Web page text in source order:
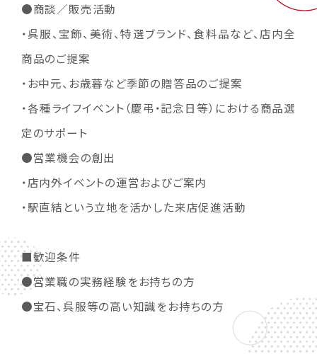
●商談／販売活動
・呉服、宝飾、美術、特選ブランド、食料品など、店内全
商品のご提案
・お中元、お歳暮など季節の贈答品のご提案
・各種ライフイベント（慶弔・記念日等）における商品選
定のサポート
●営業機会の創出
・店内外イベントの運営およびご案内
・駅直結という立地を活かした来店促進活動
■歓迎条件
●営業職の実務経験をお持ちの方
●宝石、呉服等の高い知識をお持ちの方